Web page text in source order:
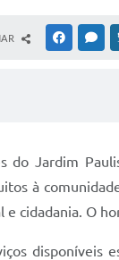
FACEBOOK
do Jardim
à
e cidadania. O
disponíveis